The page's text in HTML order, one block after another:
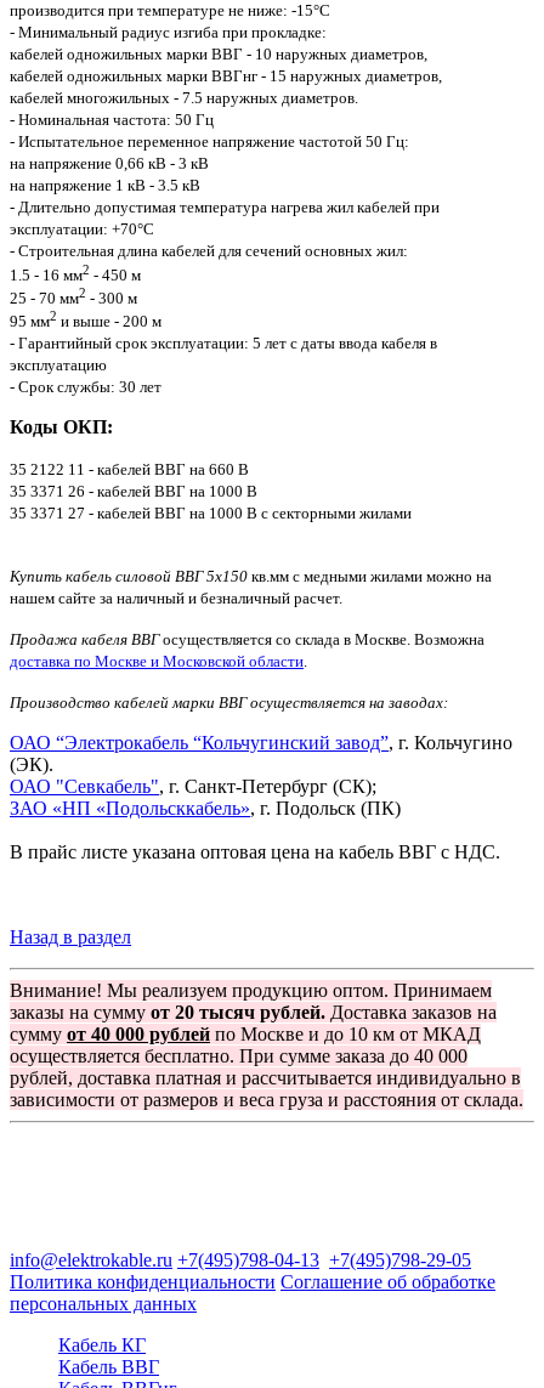
производится при температуре не ниже: -15°С
- Минимальный радиус изгиба при прокладке:
кабелей одножильных марки ВВГ - 10 наружных диаметров,
кабелей одножильных марки ВВГнг - 15 наружных диаметров,
кабелей многожильных - 7.5 наружных диаметров.
- Номинальная частота: 50 Гц
- Испытательное переменное напряжение частотой 50 Гц:
на напряжение 0,66 кВ - 3 кВ
на напряжение 1 кВ - 3.5 кВ
- Длительно допустимая температура нагрева жил кабелей при
эксплуатации: +70°С
- Строительная длина кабелей для сечений основных жил:
1.5 - 16 мм2 - 450 м
25 - 70 мм2 - 300 м
95 мм2 и выше - 200 м
- Гарантийный срок эксплуатации: 5 лет с даты ввода кабеля в
эксплуатацию
- Срок службы: 30 лет
Коды ОКП:
35 2122 11 - кабелей ВВГ на 660 В
35 3371 26 - кабелей ВВГ на 1000 В
35 3371 27 - кабелей ВВГ на 1000 В с секторными жилами
Купить кабель силовой ВВГ 5х150 кв.мм с медными жилами можно на
нашем сайте за наличный и безналичный расчет.
Продажа кабеля ВВГосуществляется со склада в Москве. Возможна
доставка по Москве и Московской области.
Производство кабелей марки ВВГ осуществляется на заводах:
ОАО “Электрокабель “Кольчугинский завод”, г. Кольчугино
(ЭК).
ОАО "Севкабель", г. Санкт-Петербург (СК);
ЗАО «НП «Подольсккабель», г. Подольск (ПК)
В прайс листе указана оптовая цена на кабель ВВГ с НДС.
Назад в раздел
Внимание! Мы реализуем продукцию оптом. Принимаем
заказы на сумму от 20 тысяч рублей. Доставка заказов на
сумму от 40 000 рублей по Москве и до 10 км от МКАД
осуществляется бесплатно. При сумме заказа до 40 000
рублей, доставка платная и рассчитывается индивидуально в
зависимости от размеров и веса груза и расстояния от склада.
info@elektrokable.ru +7(495)798-04-13 +7(495)798-29-05
Политика конфиденциальности Соглашение об обработке
персональных данных
Кабель КГ
Кабель ВВГ